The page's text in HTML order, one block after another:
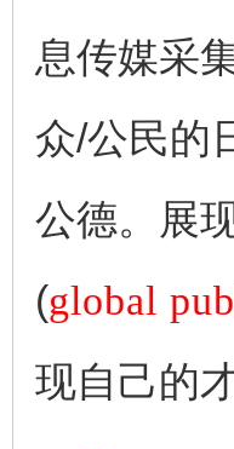
息传媒采
众/公民的
公德。展
(global
现自己的